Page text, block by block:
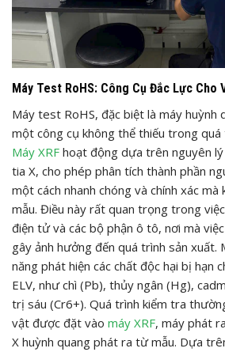
Máy Test RoHS: Công Cụ Đắc Lực Cho
Máy test RoHS, đặc biệt là máy huỳnh
một công cụ không thể thiếu trong quá
Máy XRF hoạt động dựa trên nguyên
tia X, cho phép phân tích thành phần
một cách nhanh chóng và chính xác mà
mẫu. Điều này rất quan trọng trong
điện tử và các bộ phận ô tô, nơi mà
gây ảnh hưởng đến quá trình sản xuất.
năng phát hiện các chất độc hại bị hạn
ELV, như chì (Pb), thủy ngân (Hg),
trị sáu (Cr6+). Quá trình kiểm tra
vật được đặt vào máy XRF, máy phát
X huỳnh quang phát ra từ mẫu. Dựa